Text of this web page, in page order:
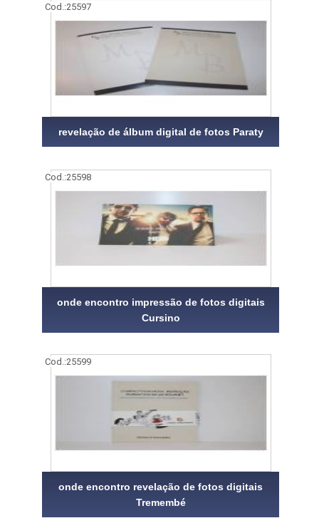
Cod.:25597
revelação de álbum digital de fotos Paraty
Cod.:25598
onde encontro impressão de fotos digitais
Cursino
Cod.:25599
onde encontro revelação de fotos digitais
Tremembé